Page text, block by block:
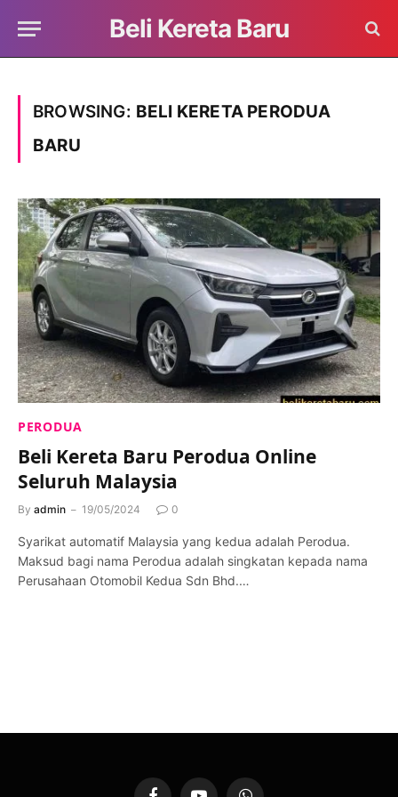
Beli Kereta Baru
BROWSING: BELI KERETA PERODUA
BARU
PERODUA
Beli Kereta Baru Perodua Online
Seluruh Malaysia
By admin 19/05/2024 0
Syarikat automatif Malaysia yang kedua adalah Perodua.
Maksud bagi nama Perodua adalah singkatan kepada nama
Perusahaan Otomobil Kedua Sdn Bhd.…